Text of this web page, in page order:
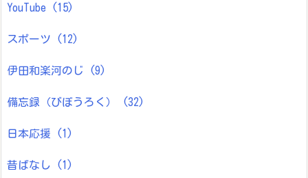
YouTube (15)
スポーツ (12)
伊田和楽河のじ (9)
備忘録（びぼうろく） (32)
日本応援 (1)
昔ばなし (1)